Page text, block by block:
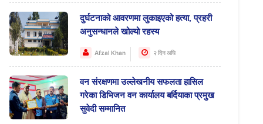
दुर्घटनाको आवरणमा लुकाइएको हत्या, प्रहरी
अनुसन्धानले खोल्यो रहस्य
Afzal Khan २ दिन अघि
वन संरक्षणमा उल्लेखनीय सफलता हासिल
गरेका डिभिजन वन कार्यालय बर्दियाका प्रमुख
सुवेदी सम्मानित